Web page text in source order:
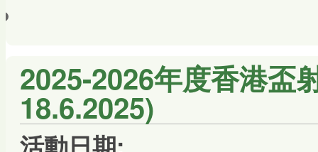
2025-2026年度香港盃
18.6.2025)